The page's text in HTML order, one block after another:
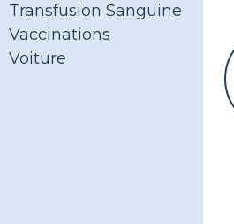
Transfusion Sanguine
Vaccinations
Voiture